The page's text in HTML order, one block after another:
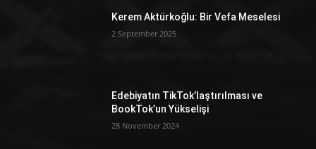
Kerem Aktürkoğlu: Bir Vefa Meselesi
2 September 2025
Edebiyatın TikTok’laştırılması ve
BookTok’un Yükselişi
28 November 2024